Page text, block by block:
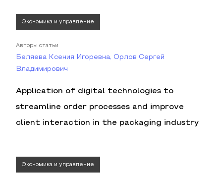
Экономика и управление
Авторы статьи
Беляева Ксения Игоревна, Орлов Сергей
Владимирович
Application of digital technologies to
streamline order processes and improve
client interaction in the packaging industry
Экономика и управление